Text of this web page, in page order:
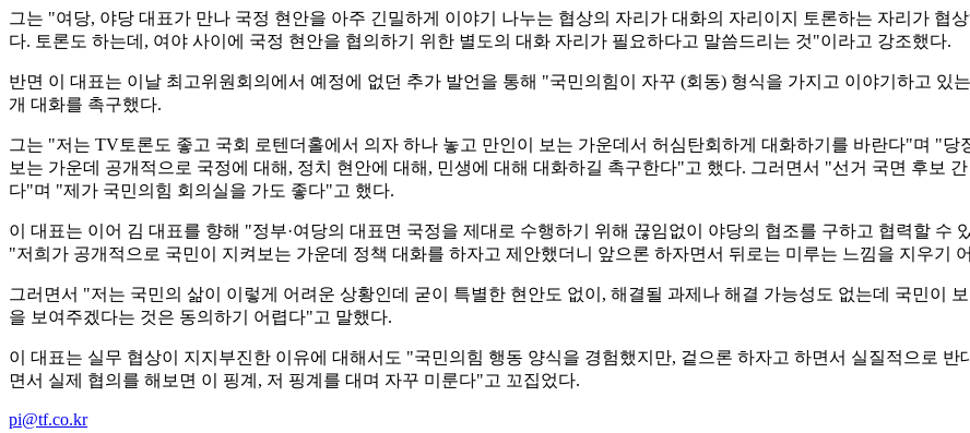
그는 "여당, 야당 대표가 만나 국정 현안을 아주 긴밀하게 이야기 나누는 협상의 자리가 대화의 자리이지 토론하는 자리가 협
다. 토론도 하는데, 여야 사이에 국정 현안을 협의하기 위한 별도의 대화 자리가 필요하다고 말씀드리는 것"이라고 강조했다.
반면 이 대표는 이날 최고위원회의에서 예정에 없던 추가 발언을 통해 "국민의힘이 자꾸 (회동) 형식을 가지고 이야기하고 있
개 대화를 촉구했다.
그는 "저는 TV토론도 좋고 국회 로텐더홀에서 의자 하나 놓고 만인이 보는 가운데서 허심탄회하게 대화하기를 바란다"며 "당
보는 가운데 공개적으로 국정에 대해, 정치 현안에 대해, 민생에 대해 대화하길 촉구한다"고 했다. 그러면서 "선거 국면 후보
다"며 "제가 국민의힘 회의실을 가도 좋다"고 했다.
이 대표는 이어 김 대표를 향해 "정부·여당의 대표면 국정을 제대로 수행하기 위해 끊임없이 야당의 협조를 구하고 협력할 수
"저희가 공개적으로 국민이 지켜보는 가운데 정책 대화를 하자고 제안했더니 앞으론 하자면서 뒤로는 미루는 느낌을 지우기
그러면서 "저는 국민의 삶이 이렇게 어려운 상황인데 굳이 특별한 현안도 없이, 해결될 과제나 해결 가능성도 없는데 국민이
을 보여주겠다는 것은 동의하기 어렵다"고 말했다.
이 대표는 실무 협상이 지지부진한 이유에 대해서도 "국민의힘 행동 양식을 경험했지만, 겉으론 하자고 하면서 실질적으로
면서 실제 협의를 해보면 이 핑계, 저 핑계를 대며 자꾸 미룬다"고 꼬집었다.
pi@tf.co.kr